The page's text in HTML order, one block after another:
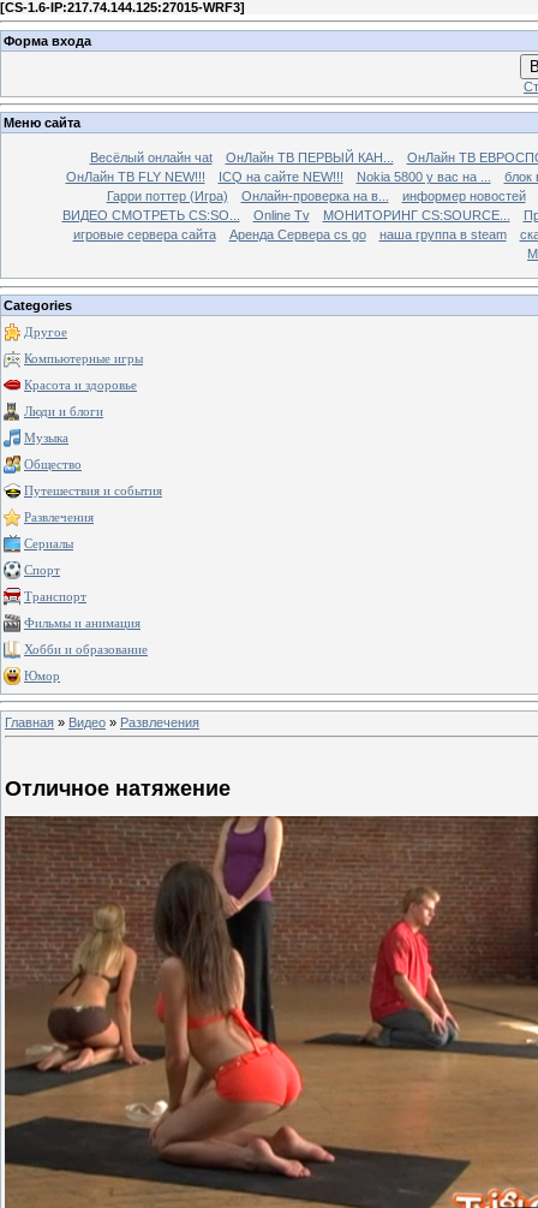
[CS-1.6-IP:217.74.144.125:27015-WRF3]
Форма входа
Меню сайта
Весёлый онлайн чаt ОнЛайн ТВ ПЕРВЫЙ КАН...
ОнЛайн ТВ
ОнЛайн ТВ FLY NEW!!!
ICQ на сайте NEW!!! Nokia 5800 у вас на ...
блок
Гарри поттер (Игра)
Онлайн-проверка на в...
информер новостей
ВИДЕО СМОТРЕТЬ CS:SO...
Online Tv МОНИТОРИНГ CS:SOURCE...
игровые сервера сайта
Аренда Сервера cs go наша группа в steam
Categories
Другое
Компьютерные игры
Красота и здоровье
Люди и блоги
Музыка
Общество
Путешествия и события
Развлечения
Сериалы
Спорт
Транспорт
Фильмы и анимация
Хобби и образование
Юмор
Главная » Видео » Развлечения
Отличное натяжение